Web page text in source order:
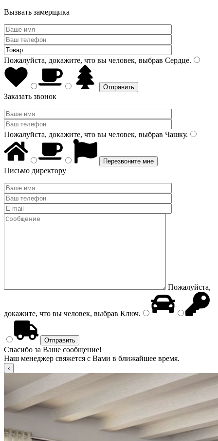
Вызвать замерщика
Пожалуйста, докажите, что вы человек, выбрав Сердце.
Заказать звонок
Пожалуйста, докажите, что вы человек, выбрав Чашку.
Письмо директору
Пожалуйста,
докажите, что вы человек, выбрав Ключ.
Спасибо за Ваше сообщение!
Наш менеджер свяжется с Вами в ближайшее время.